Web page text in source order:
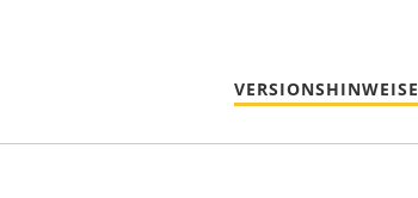
VERSIONSHINWEISE